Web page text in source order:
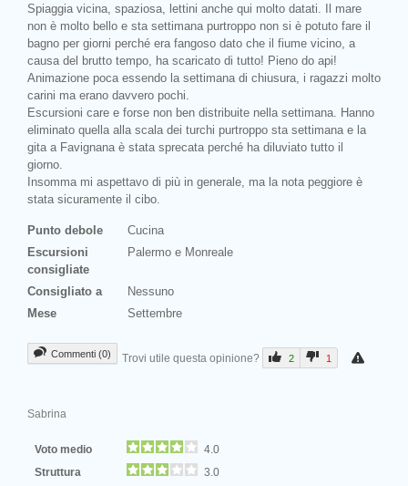
Spiaggia vicina, spaziosa, lettini anche qui molto datati. Il mare
non è molto bello e sta settimana purtroppo non si è potuto fare il
bagno per giorni perché era fangoso dato che il fiume vicino, a
causa del brutto tempo, ha scaricato di tutto! Pieno do api!
Animazione poca essendo la settimana di chiusura, i ragazzi molto
carini ma erano davvero pochi.
Escursioni care e forse non ben distribuite nella settimana. Hanno
eliminato quella alla scala dei turchi purtroppo sta settimana e la
gita a Favignana è stata sprecata perché ha diluviato tutto il
giorno.
Insomma mi aspettavo di più in generale, ma la nota peggiore è
stata sicuramente il cibo.
Punto debole
Cucina
Escursioni
consigliate
Palermo e Monreale
Consigliato a
Nessuno
Mese
Settembre
Commenti (0) Trovi utile questa opinione? 2 1
Sabrina
Voto medio
4.0
Struttura
3.0